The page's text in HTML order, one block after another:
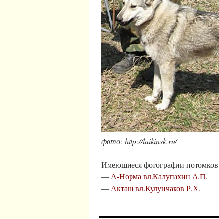
фото: http://laikinsk.ru/
Имеющиеся фотографии
— А-Норма вл.Калупахин А.П.
— Акташ вл.Кулунчаков Р.Х.